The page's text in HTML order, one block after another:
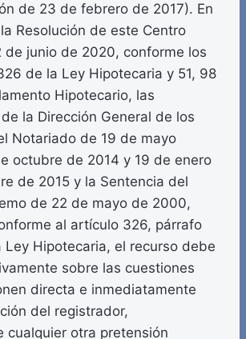
de 23 de febrero de 2017). En
Resolución de este Centro
de junio de 2020, conforme los
de la Ley Hipotecaria y 51, 98
Hipotecario, las
la Dirección General de los
Notariado de 19 de mayo
octubre de 2014 y 19 de enero
de 2015 y la Sentencia del
de 22 de mayo de 2000,
al artículo 326, párrafo
Ley Hipotecaria, el recurso debe
sobre las cuestiones
directa e inmediatamente
del registrador,
cualquier otra pretensión